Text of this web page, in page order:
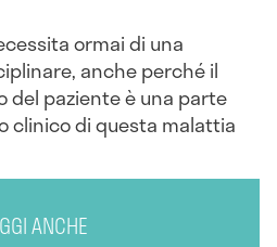
ormai di una
anche perché il
del paziente è una parte
clinico di questa malattia
ANCHE